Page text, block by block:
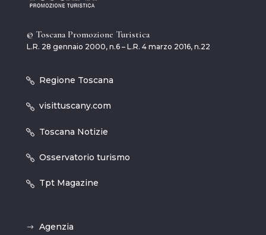
© Toscana Promozione Turistica
L.R. 28 gennaio 2000, n.6 – L.R. 4 marzo 2016, n.22
Regione Toscana
visittuscany.com
Toscana Notizie
Osservatorio turismo
Tpt Magazine
Agenzia